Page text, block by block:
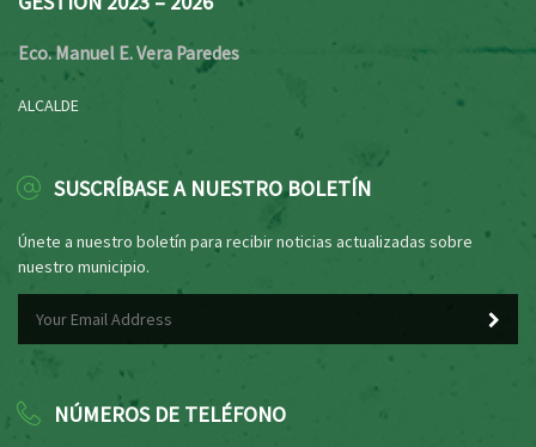
Eco. Manuel E. Vera Paredes
ALCALDE
SUSCRÍBASE A NUESTRO BOLETÍN
Únete a nuestro boletín para recibir noticias actualizadas sobre
nuestro municipio.
NÚMEROS DE TELÉFONO